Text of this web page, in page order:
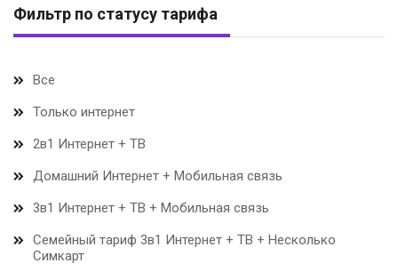
Фильтр по статусу тарифа
Все
Только интернет
2в1 Интернет + ТВ
Домашний Интернет + Мобильная связь
3в1 Интернет + ТВ + Мобильная связь
Семейный тариф 3в1 Интернет + ТВ + Несколько
Симкарт